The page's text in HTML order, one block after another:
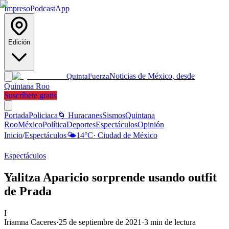
ImpresoPodcastApp
Edición
QuintaFuerzaNoticias de México, desde
Quintana Roo
Suscríbete gratis
PortadaPoliciaca 🌀 HuracanesSismosQuintana
RooMéxicoPolíticaDeportesEspectáculosOpinión
Inicio/Espectáculos🌤️14°C· Ciudad de México
Espectáculos
Yalitza Aparicio sorprende usando outfit
de Prada
I
Iriamna Caceres·25 de septiembre de 2021 ·3 min de lectura